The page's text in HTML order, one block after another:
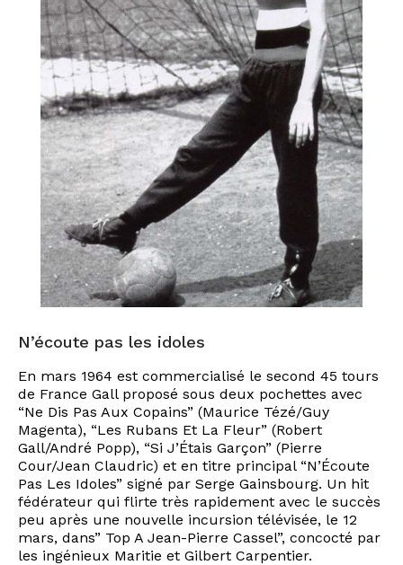
N’écoute pas les idoles
En mars 1964 est commercialisé le second 45 tours
de France Gall proposé sous deux pochettes avec
“Ne Dis Pas Aux Copains” (Maurice Tézé/Guy
Magenta), “Les Rubans Et La Fleur” (Robert
Gall/André Popp), “Si J’Étais Garçon” (Pierre
Cour/Jean Claudric) et en titre principal “N’Écoute
Pas Les Idoles” signé par Serge Gainsbourg. Un hit
fédérateur qui flirte très rapidement avec le succès
peu après une nouvelle incursion télévisée, le 12
mars, dans” Top A Jean-Pierre Cassel”, concocté par
les ingénieux Maritie et Gilbert Carpentier.